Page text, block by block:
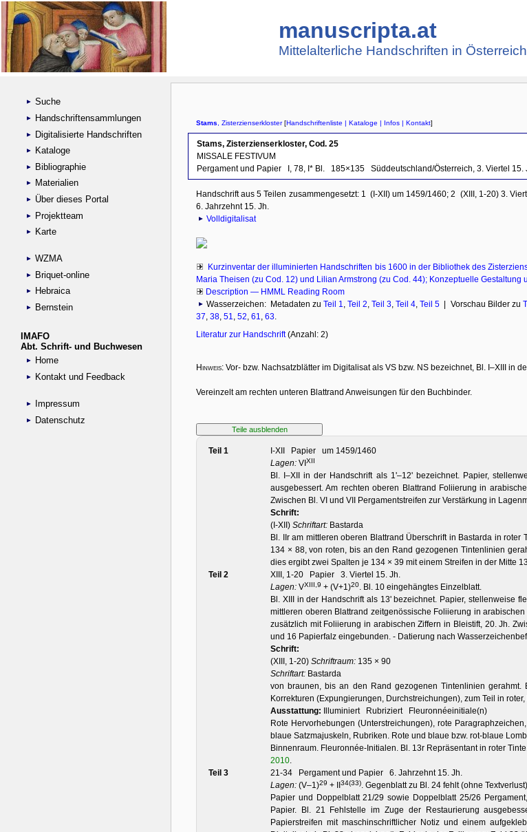
manuscripta.at
Mittelalterliche Handschriften in Österreich
Suche
Handschriftensammlungen
Digitalisierte Handschriften
Kataloge
Bibliographie
Materialien
Über dieses Portal
Projektteam
Karte
WZMA
Briquet-online
Hebraica
Bernstein
IMAFO
Abt. Schrift- und Buchwesen
Home
Kontakt und Feedback
Impressum
Datenschutz